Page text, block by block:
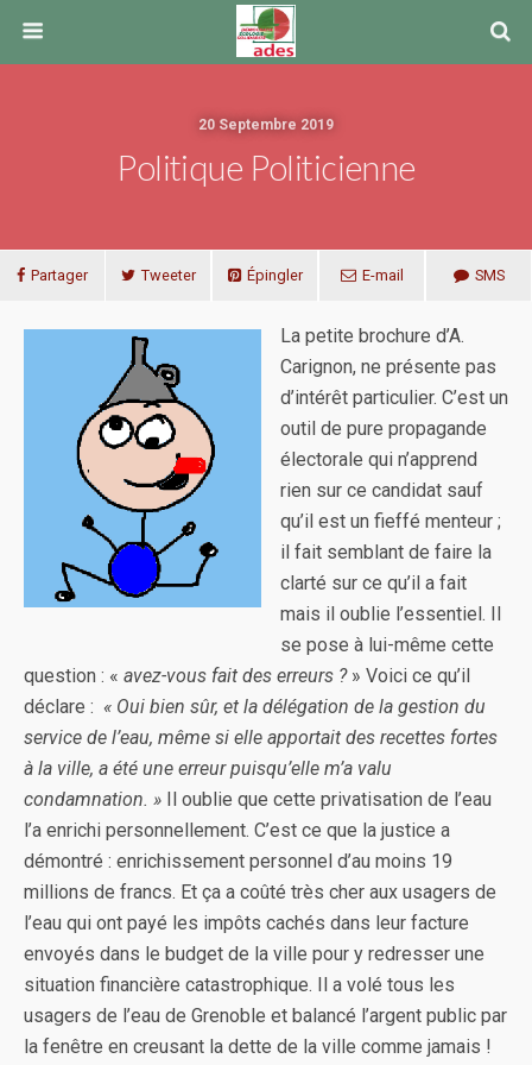
20 Septembre 2019
Politique Politicienne
Partager Tweeter Épingler E-mail SMS
La petite brochure d’A.
Carignon, ne présente pas
d’intérêt particulier. C’est un
outil de pure propagande
électorale qui n’apprend
rien sur ce candidat sauf
qu’il est un fieffé menteur ;
il fait semblant de faire la
clarté sur ce qu’il a fait
mais il oublie l’essentiel. Il
se pose à lui-même cette
question : « avez-vous fait des erreurs ? » Voici ce qu’il
déclare : « Oui bien sûr, et la délégation de la gestion du
service de l’eau, même si elle apportait des recettes fortes
à la ville, a été une erreur puisqu’elle m’a valu
condamnation. » Il oublie que cette privatisation de l’eau
l’a enrichi personnellement. C’est ce que la justice a
démontré : enrichissement personnel d’au moins 19
millions de francs. Et ça a coûté très cher aux usagers de
l’eau qui ont payé les impôts cachés dans leur facture
envoyés dans le budget de la ville pour y redresser une
situation financière catastrophique. Il a volé tous les
usagers de l’eau de Grenoble et balancé l’argent public par
la fenêtre en creusant la dette de la ville comme jamais !